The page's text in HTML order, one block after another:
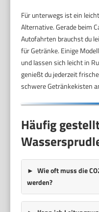
Für unterwegs ist ein
Alternative. Gerade beim
Autofahrten brauchst du
für Getränke. Einige
und lassen sich leicht in
genießt du jederzeit
schwere Getränkekisten
Häufig
Wie oft muss die
werden?